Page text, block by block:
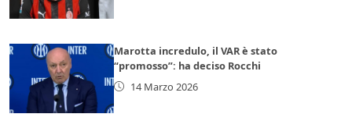
Marotta incredulo, il VAR è stato
“promosso”: ha deciso Rocchi
14 Marzo 2026